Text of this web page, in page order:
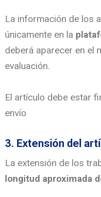
La información de los
únicamente en la
deberá aparecer en el
evaluación.
El artículo debe estar
envío
3. Extensión del
La extensión de los
longitud aproximada